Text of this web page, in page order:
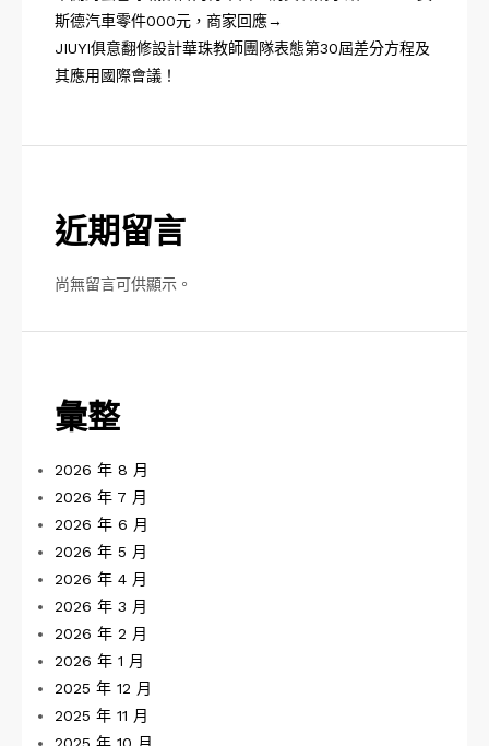
斯德汽車零件000元，商家回應→
JIUYI俱意翻修設計華珠教師團隊表態第30屆差分方程及
其應用國際會議！
近期留言
尚無留言可供顯示。
彙整
2026 年 8 月
2026 年 7 月
2026 年 6 月
2026 年 5 月
2026 年 4 月
2026 年 3 月
2026 年 2 月
2026 年 1 月
2025 年 12 月
2025 年 11 月